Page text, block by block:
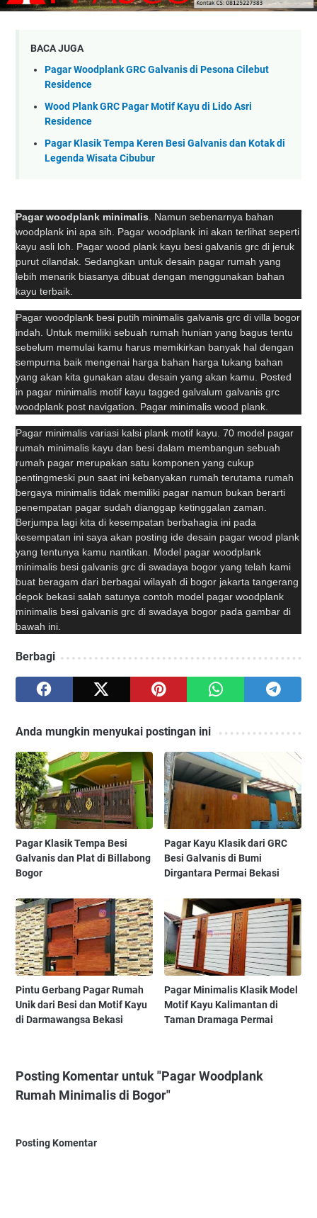
BACA JUGA
Pagar Woodplank GRC Galvanis di Pesona Cilebut
Residence
Wood Plank GRC Pagar Motif Kayu di Lido Asri
Residence
Pagar Klasik Tempa Keren Besi Galvanis dan Kotak di
Legenda Wisata Cibubur
Pagar woodplank minimalis . Namun sebenarnya bahan
woodplank ini apa sih. Pagar woodplank ini akan terlihat seperti
kayu asli loh. Pagar wood plank kayu besi galvanis grc di jeruk
purut cilandak. Sedangkan untuk desain pagar rumah yang
lebih menarik biasanya dibuat dengan menggunakan bahan
kayu terbaik.
Pagar woodplank besi putih minimalis galvanis grc di villa bogor
indah. Untuk memiliki sebuah rumah hunian yang bagus tentu
sebelum memulai kamu harus memikirkan banyak hal dengan
sempurna baik mengenai harga bahan harga tukang bahan
yang akan kita gunakan atau desain yang akan kamu. Posted
in pagar minimalis motif kayu tagged galvalum galvanis grc
woodplank post navigation. Pagar minimalis wood plank.
Pagar minimalis variasi kalsi plank motif kayu. 70 model pagar
rumah minimalis kayu dan besi dalam membangun sebuah
rumah pagar merupakan satu komponen yang cukup
pentingmeski pun saat ini kebanyakan rumah terutama rumah
bergaya minimalis tidak memiliki pagar namun bukan berarti
penempatan pagar sudah dianggap ketinggalan zaman.
Berjumpa lagi kita di kesempatan berbahagia ini pada
kesempatan ini saya akan posting ide desain pagar wood plank
yang tentunya kamu nantikan. Model pagar woodplank
minimalis besi galvanis grc di swadaya bogor yang telah kami
buat beragam dari berbagai wilayah di bogor jakarta tangerang
depok bekasi salah satunya contoh model pagar woodplank
minimalis besi galvanis grc di swadaya bogor pada gambar di
bawah ini.
Berbagi
Anda mungkin menyukai postingan ini
Pagar Klasik Tempa Besi
Galvanis dan Plat di Billabong
Bogor
Pagar Kayu Klasik dari GRC
Besi Galvanis di Bumi
Dirgantara Permai Bekasi
Pintu Gerbang Pagar Rumah
Unik dari Besi dan Motif Kayu
di Darmawangsa Bekasi
Pagar Minimalis Klasik Model
Motif Kayu Kalimantan di
Taman Dramaga Permai
Posting Komentar untuk "Pagar Woodplank
Rumah Minimalis di Bogor"
Posting Komentar